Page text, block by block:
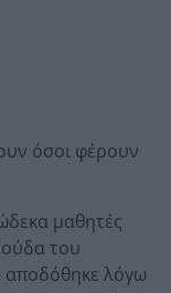
όσοι φέρουν
μαθητές
του
αποδόθηκε λόγω